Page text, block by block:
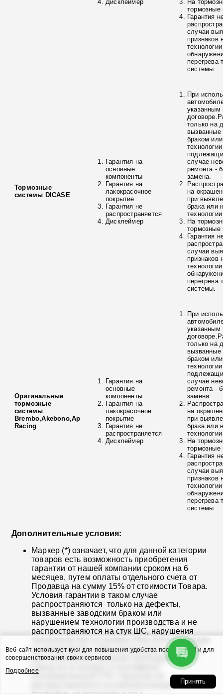
Дисклеймер
На
тормозные
Гарантия
случаи
признаков
перегрева
системы.
Тормозные
системы DICASE
Гарантия на
основные
компоненты
Гарантия на
лакокрасочное
покрытие
Гарантия не
распространяется
Дисклеймер
При
указанным
только на
вызванные
браком
случае
ремонта -
замена.
на
при
брака или
На
тормозные
Гарантия
случаи
признаков
перегрева
системы.
Оригинальные
тормозные
системы
Brembo,Akebono,Ap
Racing
Гарантия на
основные
компоненты
Гарантия на
лакокрасочное
покрытие
Гарантия не
распространяется
Дисклеймер
При
указанным
только на
вызванные
браком
случае
ремонта -
замена.
на
при
брака или
На
тормозные
Гарантия
случаи
признаков
перегрева
системы.
Дополнительные условия:
Маркер (*) означает, что для данной категории
товаров есть возможность приобретения
гарантии от нашей компании сроком на 6
месяцев, путем оплаты отдельного счета от
Продавца на сумму 15% от стоимости Товара.
Условия гарантии в таком случае
распространяются только на дефекты,
вызванные заводским браком или
нарушением технологии производства и не
распространяются на стук ШС, нарушения
технологии при установке (При использовании
на автомобиле с VIN, указанным в договоре).
Для сохранения гарантии необходим Заказ-
уполномоченной СТО. Гарантия не
распространяется на комплектующие
Веб-сайт использует куки для повышения удобства посетителей и для
совершенствования своих сервисов
Подробнее
Принять